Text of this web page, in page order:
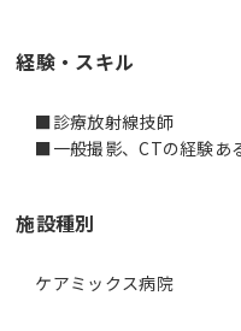
経験・スキル
■診療放射線技師
■一般撮影、CTの経験あ
施設種別
ケアミックス病院